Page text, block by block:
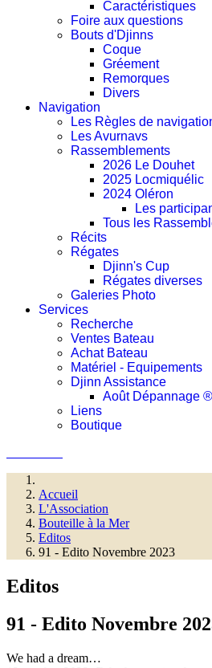
Caractéristiques
Foire aux questions
Bouts d'Djinns
Coque
Gréement
Remorques
Divers
Navigation
Les Règles de
Les Avurnavs
Rassemblements
2026 Le Douhet
2025 Locmiquélic
2024 Oléron
Les
Tous les
Récits
Régates
Djinn's Cup
Régates diverses
Galeries Photo
Services
Recherche
Ventes Bateau
Achat Bateau
Matériel - Equipements
Djinn Assistance
Août Dépannage ®
Liens
Boutique
Accueil
L'Association
Bouteille à la Mer
Editos
91 - Edito Novembre 2023
Editos
91 - Edito Novembre
We had a dream…